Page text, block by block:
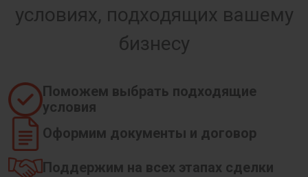
условиях, подходящих вашему
бизнесу
Поможем выбрать подходящие
условия
Оформим документы и договор
Поддержим на всех этапах сделки